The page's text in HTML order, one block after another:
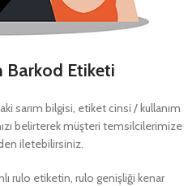
Barkod Etiketi
sarım bilgisi, etiket cinsi / kullanım
belirterek müşteri temsilcilerimize
iletebilirsiniz.
rulo etiketin, rulo genişliği kenar